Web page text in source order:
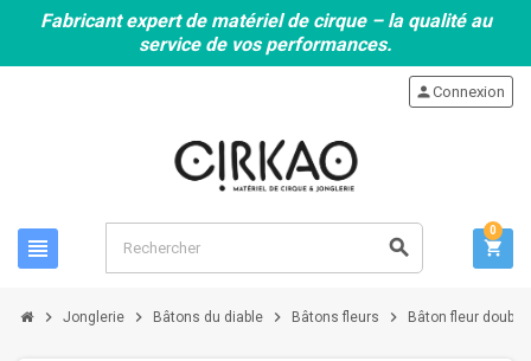
Fabricant expert de matériel de cirque – la qualité au
service de vos performances.
view_headline search
personConnexion
shopping_cart
0
chevron_right Jonglerie chevron_right Bâtons du diable chevron_right Bâtons fleurs chevron_right Bâton fleur